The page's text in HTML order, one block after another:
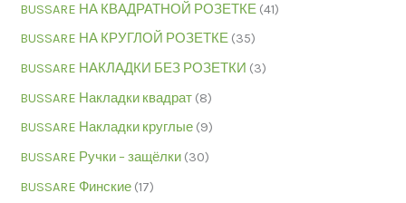
BUSSARE НА КВАДРАТНОЙ РОЗЕТКЕ (41)
BUSSARE НА КРУГЛОЙ РОЗЕТКЕ (35)
BUSSARE НАКЛАДКИ БЕЗ РОЗЕТКИ (3)
BUSSARE Накладки квадрат (8)
BUSSARE Накладки круглые (9)
BUSSARE Ручки – защёлки (30)
BUSSARE Финские (17)